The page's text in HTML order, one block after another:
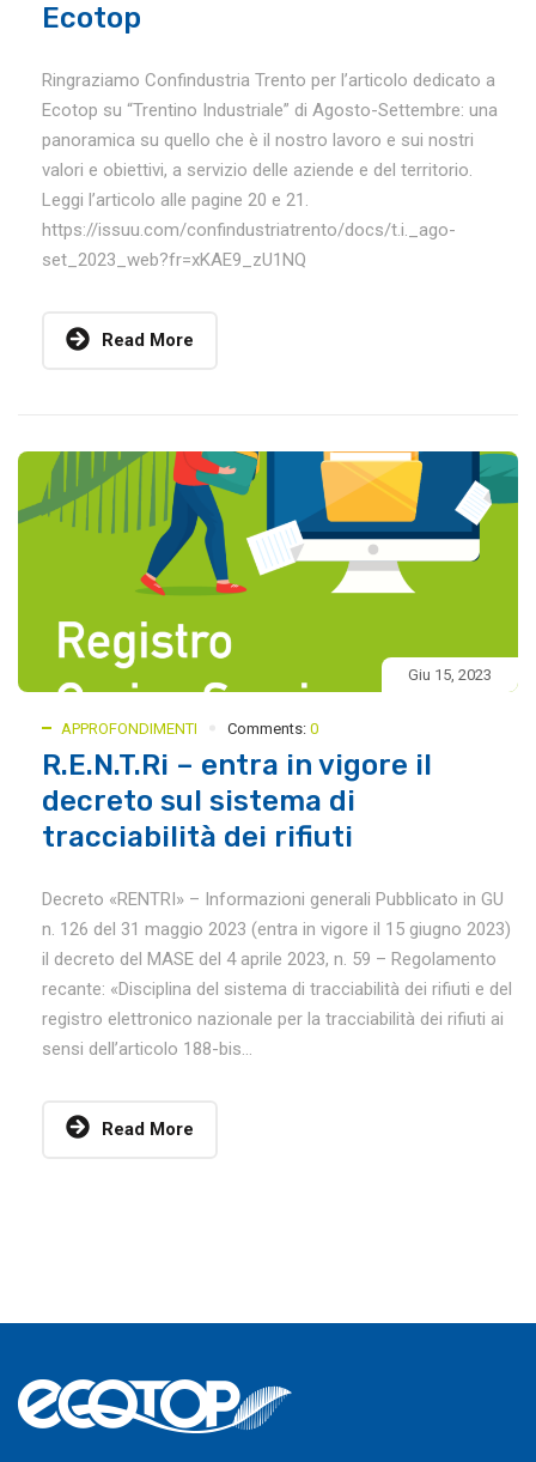
Ecotop
Ringraziamo Confindustria Trento per l’articolo dedicato a
Ecotop su “Trentino Industriale” di Agosto-Settembre: una
panoramica su quello che è il nostro lavoro e sui nostri
valori e obiettivi, a servizio delle aziende e del territorio.
Leggi l’articolo alle pagine 20 e 21.
https://issuu.com/confindustriatrento/docs/t.i._ago-
set_2023_web?fr=xKAE9_zU1NQ
Read More
Giu 15, 2023
APPROFONDIMENTI Comments: 0
R.E.N.T.Ri – entra in vigore il
decreto sul sistema di
tracciabilità dei rifiuti
Decreto «RENTRI» – Informazioni generali Pubblicato in GU
n. 126 del 31 maggio 2023 (entra in vigore il 15 giugno 2023)
il decreto del MASE del 4 aprile 2023, n. 59 – Regolamento
recante: «Disciplina del sistema di tracciabilità dei rifiuti e del
registro elettronico nazionale per la tracciabilità dei rifiuti ai
sensi dell’articolo 188-bis...
Read More